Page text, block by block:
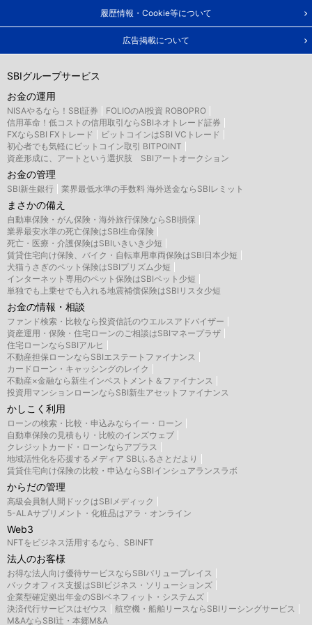
履歴情報・Cookie等について
広告掲載について
SBIグループサービス
お金の運用
NISAやるなら！SBI証券
FOLIOのAI投資 ROBOPRO
信用革命！低コストの信用取引ならSBIネオトレード証券
FXならSBI FXトレード
ビットコインはSBI VCトレード
初心者でも気軽にビットコイン取引 BITPOINT
資産形成に、アートという選択肢 SBIアートオークション
お金の管理
SBI新生銀行 業界最低水準の手数料 海外送金ならSBIレミット
まさかの備え
自動車保険・がん保険・海外旅行保険ならSBI損保
業界最安水準の死亡保険はSBI生命保険
死亡・医療・介護保険はSBIいきいき少短
賃貸住宅向け保険、バイク・自転車用車両保険はSBI日本少短
犬猫うさぎのペット保険はSBIプリズム少短
インターネット専用のペット保険はSBIペット少短
単独でも上乗せでも入れる地震補償保険はSBIリスタ少短
お金の情報・相談
ファンド検索・比較なら投資信託のウエルスアドバイザー
資産運用・保険・住宅ローンのご相談はSBIマネープラザ
住宅ローンならSBIアルヒ
不動産担保ローンならSBIエステートファイナンス
カードローン・キャッシングのレイク
不動産×金融なら新生インベストメント＆ファイナンス
投資用マンションローンならSBI新生アセットファイナンス
かしこく利用
ローンの検索・比較・申込みならイー・ローン
自動車保険の見積もり・比較のインズウェブ
クレジットカード・ローンならアプラス
地域活性化を応援するメディア SBIふるさとだより
賃貸住宅向け保険の比較・申込ならSBIインシュアランスラボ
からだの管理
高級会員制人間ドックはSBIメディック
5-ALAサプリメント・化粧品はアラ・オンライン
Web3
NFTをビジネス活用するなら、SBINFT
法人のお客様
お得な法人向け優待サービスならSBIバリュープレイス
バックオフィス支援はSBIビジネス・ソリューションズ
企業型確定拠出年金のSBIベネフィット・システムズ
決済代行サービスはゼウス
航空機・船舶リースならSBIリーシングサービス
M&AならSBI辻・本郷M&A